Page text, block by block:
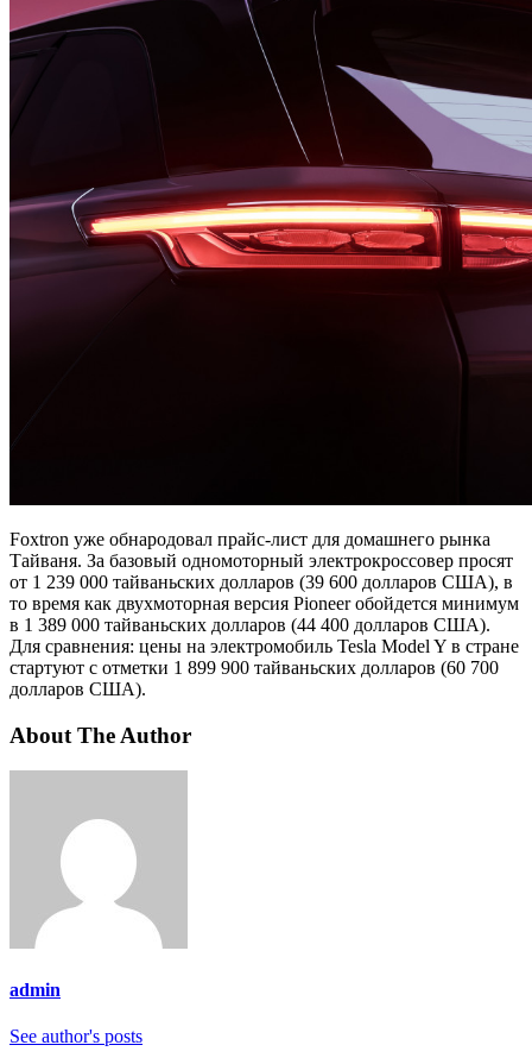
Foxtron уже обнародовал прайс-лист для домашнего рынка
Тайваня. За базовый одномоторный электрокроссовер просят
от 1 239 000 тайваньских долларов (39 600 долларов США), в
то время как двухмоторная версия Pioneer обойдется минимум
в 1 389 000 тайваньских долларов (44 400 долларов США).
Для сравнения: цены на электромобиль Tesla Model Y в стране
стартуют с отметки 1 899 900 тайваньских долларов (60 700
долларов США).
About The Author
admin
See author's posts